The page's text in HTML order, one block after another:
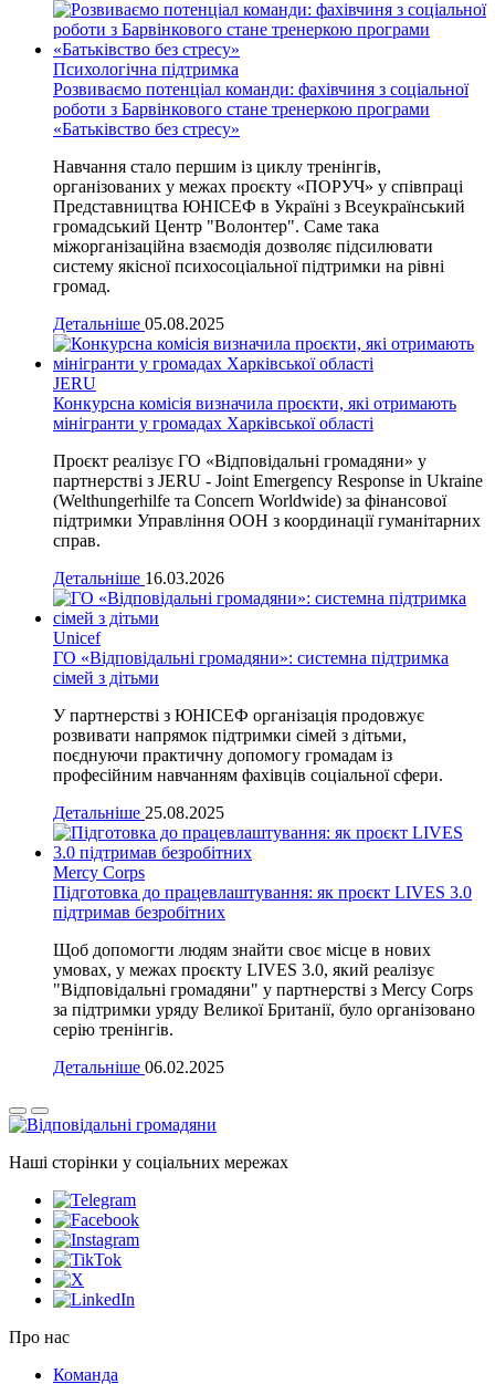
Психологічна підтримка
Розвиваємо потенціал команди: фахівчиня з соціальної
роботи з Барвінкового стане тренеркою програми
«Батьківство без стресу»
Навчання стало першим із циклу тренінгів,
організованих у межах проєкту «ПОРУЧ» у співпраці
Представництва ЮНІСЕФ в Україні з Всеукраїнський
громадський Центр "Волонтер". Саме така
міжорганізаційна взаємодія дозволяє підсилювати
систему якісної психосоціальної підтримки на рівні
громад.
Детальніше 05.08.2025
JERU
Конкурсна комісія визначила проєкти, які отримають
мінігранти у громадах Харківської області
Проєкт реалізує ГО «Відповідальні громадяни» у
партнерстві з JERU - Joint Emergency Response in Ukraine
(Welthungerhilfe та Concern Worldwide) за фінансової
підтримки Управління ООН з координації гуманітарних
справ.
Детальніше 16.03.2026
Unicef
ГО «Відповідальні громадяни»: системна підтримка
сімей з дітьми
У партнерстві з ЮНІСЕФ організація продовжує
розвивати напрямок підтримки сімей з дітьми,
поєднуючи практичну допомогу громадам із
професійним навчанням фахівців соціальної сфери.
Детальніше 25.08.2025
Mercy Corps
Підготовка до працевлаштування: як проєкт LIVES 3.0
підтримав безробітних
Щоб допомогти людям знайти своє місце в нових
умовах, у межах проєкту LIVES 3.0, який реалізує
"Відповідальні громадяни" у партнерстві з Mercy Corps
за підтримки уряду Великої Британії, було організовано
серію тренінгів.
Детальніше 06.02.2025
Наші сторінки у соціальних мережах
Про нас
Команда